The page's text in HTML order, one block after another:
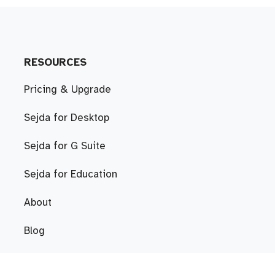
RESOURCES
Pricing & Upgrade
Sejda for Desktop
Sejda for G Suite
Sejda for Education
About
Blog